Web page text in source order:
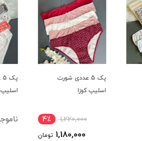
پک 5 عددی شورت
اسلیپ کوزا
1,220,000 4٪
1,180,000 تومان
پک 5
اسلیپ کوزا
ناموجود